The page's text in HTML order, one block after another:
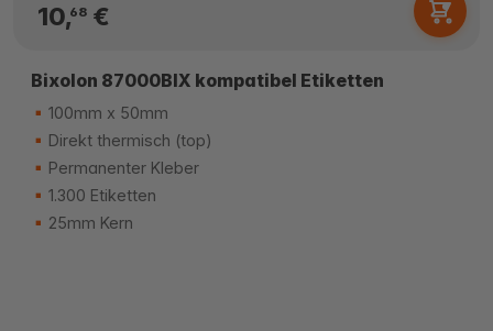
10,68€
Bixolon 87000BIX kompatibel Etiketten
100mm x 50mm
Direkt thermisch (top)
Permanenter Kleber
1.300 Etiketten
25mm Kern